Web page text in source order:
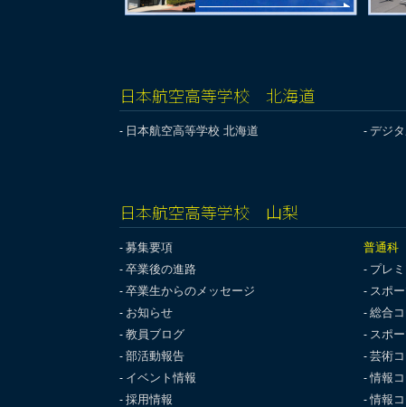
日本航空高等学校 北海道
日本航空高等学校 北海道 デジ
日本航空高等学校 山梨
募集要項
卒業後の進路
卒業生からのメッセージ
お知らせ
教員ブログ
部活動報告
イベント情報
採用情報
普通科
プレ
スポ
総合
スポ
芸術
情報
情報